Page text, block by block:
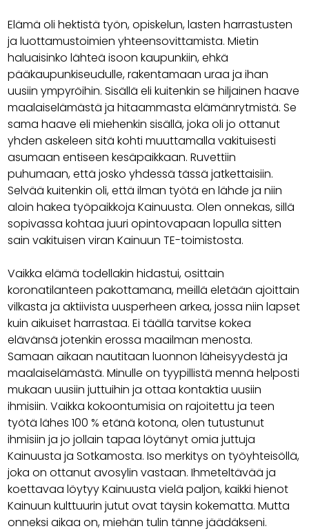
Elämä oli hektistä työn, opiskelun, lasten harrastusten
ja luottamustoimien yhteensovittamista. Mietin
haluaisinko lähteä isoon kaupunkiin, ehkä
pääkaupunkiseudulle, rakentamaan uraa ja ihan
uusiin ympyröihin. Sisällä eli kuitenkin se hiljainen haave
maalaiselämästä ja hitaammasta elämänrytmistä. Se
sama haave eli miehenkin sisällä, joka oli jo ottanut
yhden askeleen sitä kohti muuttamalla vakituisesti
asumaan entiseen kesäpaikkaan. Ruvettiin
puhumaan, että josko yhdessä tässä jatkettaisiin.
Selvää kuitenkin oli, että ilman työtä en lähde ja niin
aloin hakea työpaikkoja Kainuusta. Olen onnekas, sillä
sopivassa kohtaa juuri opintovapaan lopulla sitten
sain vakituisen viran Kainuun TE-toimistosta.
Vaikka elämä todellakin hidastui, osittain
koronatilanteen pakottamana, meillä eletään ajoittain
vilkasta ja aktiivista uusperheen arkea, jossa niin lapset
kuin aikuiset harrastaa. Ei täällä tarvitse kokea
elävänsä jotenkin erossa maailman menosta.
Samaan aikaan nautitaan luonnon läheisyydestä ja
maalaiselämästä. Minulle on tyypillistä mennä helposti
mukaan uusiin juttuihin ja ottaa kontaktia uusiin
ihmisiin. Vaikka kokoontumisia on rajoitettu ja teen
työtä lähes 100 % etänä kotona, olen tutustunut
ihmisiin ja jo jollain tapaa löytänyt omia juttuja
Kainuusta ja Sotkamosta. Iso merkitys on työyhteisöllä,
joka on ottanut avosylin vastaan. Ihmeteltävää ja
koettavaa löytyy Kainuusta vielä paljon, kaikki hienot
Kainuun kulttuurin jutut ovat täysin kokematta. Mutta
onneksi aikaa on, miehän tulin tänne jäädäkseni.